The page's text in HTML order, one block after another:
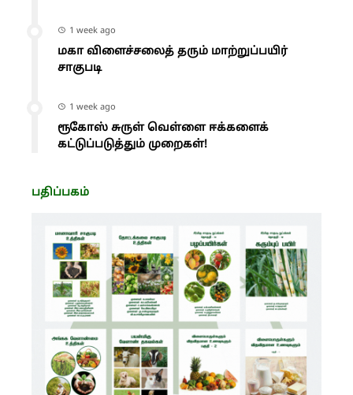
1 week ago
மகா விளைச்சலைத் தரும் மாற்றுப்பயிர்
சாகுபடி
1 week ago
ரூகோஸ் சுருள் வெள்ளை ஈக்களைக்
கட்டுப்படுத்தும் முறைகள்!
பதிப்பகம்